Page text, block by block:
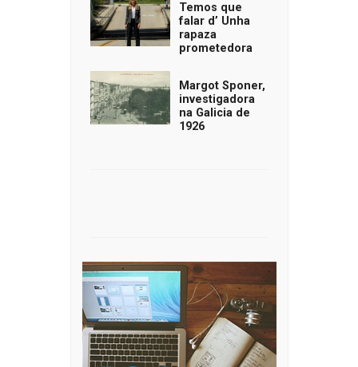
Temos que
falar d’ Unha
rapaza
prometedora
Margot Sponer,
investigadora
na Galicia de
1926